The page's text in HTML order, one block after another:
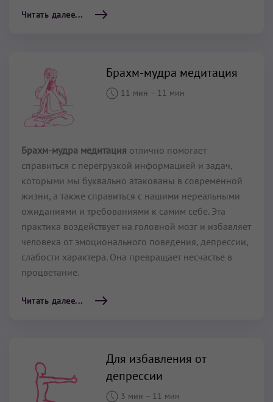
Читать далее...
Брахм-мудра медитация
11 мин – 11 мин
Брахм-мудра медитация отлично помогает
справиться с перегрузкой информацией и задач,
которыми мы буквально атакованы в современной
жизни, а также справиться с нашими нереальными
ожиданиями и требованиями к самим себе. Эта
практика воздействует на головной мозг и избавляет
человека от эмоционального поведения, депрессии,
слабости характера. Она превращает несчастье в
процветание.
Читать далее...
Для избавления от
депрессии
3 мин – 11 мин